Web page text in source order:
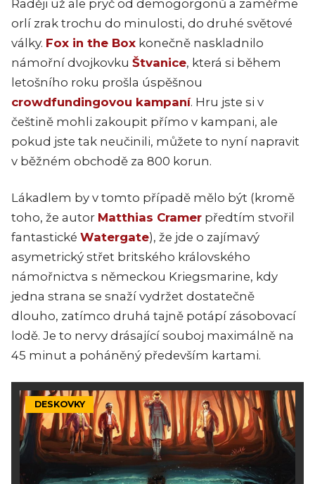
Raději už ale pryč od demogorgonů a zaměřme
orlí zrak trochu do minulosti, do druhé světové
války. Fox in the Box konečně naskladnilo
námořní dvojkovku Štvanice, která si během
letošního roku prošla úspěšnou
crowdfundingovou kampaní. Hru jste si v
češtině mohli zakoupit přímo v kampani, ale
pokud jste tak neučinili, můžete to nyní napravit
v běžném obchodě za 800 korun.
Lákadlem by v tomto případě mělo být (kromě
toho, že autor Matthias Cramer předtím stvořil
fantastické Watergate), že jde o zajímavý
asymetrický střet britského královského
námořnictva s německou Kriegsmarine, kdy
jedna strana se snaží vydržet dostatečně
dlouho, zatímco druhá tajně potápí zásobovací
lodě. Je to nervy drásající souboj maximálně na
45 minut a poháněný především kartami.
DESKOVKY